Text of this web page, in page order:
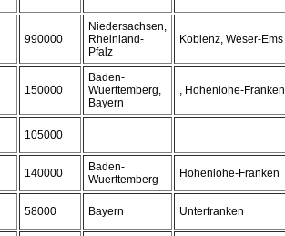
990000
Niedersachsen,
Rheinland-
Pfalz
Koblenz, Weser-Ems
150000
Baden-
Wuerttemberg,
Bayern
, Hohenlohe-Franken
105000
140000
Baden-
Wuerttemberg
Hohenlohe-Franken
58000 Bayern Unterfranken